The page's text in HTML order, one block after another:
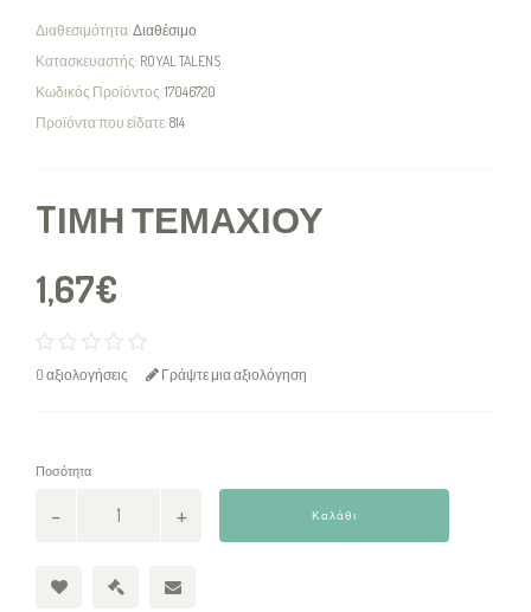
Διαθεσιμότητα:Διαθέσιμο
Κατασκευαστής: ROYAL TALENS
Κωδικός Προϊόντος:17046720
Προϊόντα που είδατε:814
TΙΜΉ ΤΕΜΑΧΊΟΥ
1,67€
0 αξιολογήσεις Γράψτε μια αξιολόγηση
Ποσότητα
Καλάθι